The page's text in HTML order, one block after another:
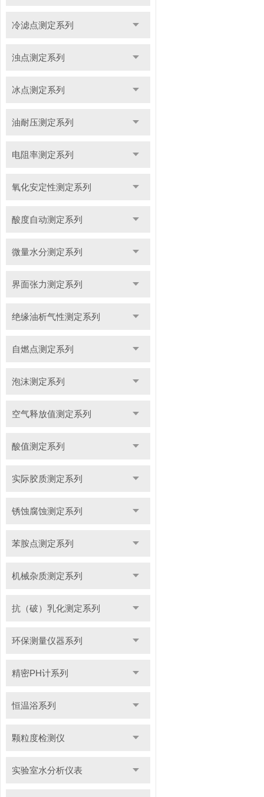
冷滤点测定系列
浊点测定系列
冰点测定系列
油耐压测定系列
电阻率测定系列
氧化安定性测定系列
酸度自动测定系列
微量水分测定系列
界面张力测定系列
绝缘油析气性测定系列
自燃点测定系列
泡沫测定系列
空气释放值测定系列
酸值测定系列
实际胶质测定系列
锈蚀腐蚀测定系列
苯胺点测定系列
机械杂质测定系列
抗（破）乳化测定系列
环保测量仪器系列
精密PH计系列
恒温浴系列
颗粒度检测仪
实验室水分析仪表